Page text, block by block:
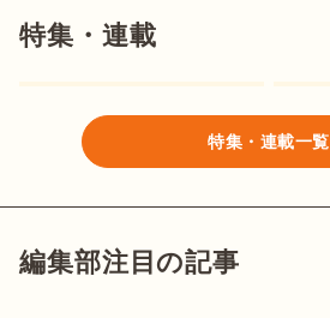
特集・連載
特集・連載一覧
編集部注目の記事